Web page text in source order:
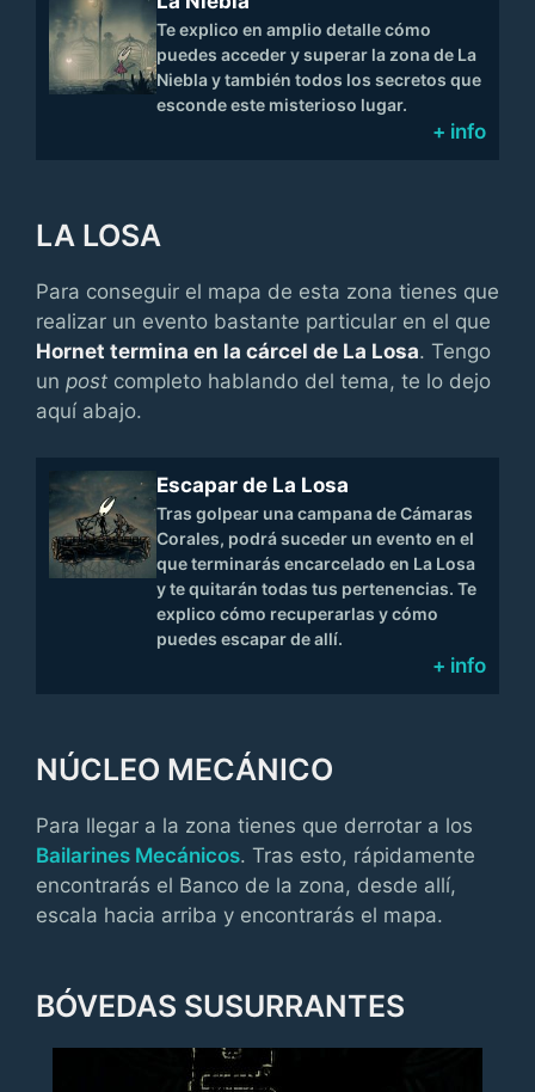
Te explico en amplio detalle cómo
puedes acceder y superar la zona de La
Niebla y también todos los secretos que
esconde este misterioso lugar.
+ info
LA LOSA
Para conseguir el mapa de esta zona tienes que
realizar un evento bastante particular en el que
Hornet termina en la cárcel de La Losa. Tengo
un post completo hablando del tema, te lo dejo
aquí abajo.
Escapar de La Losa
Tras golpear una campana de Cámaras
Corales, podrá suceder un evento en el
que terminarás encarcelado en La Losa
y te quitarán todas tus pertenencias. Te
explico cómo recuperarlas y cómo
puedes escapar de allí.
+ info
NÚCLEO MECÁNICO
Para llegar a la zona tienes que derrotar a los
Bailarines Mecánicos. Tras esto, rápidamente
encontrarás el Banco de la zona, desde allí,
escala hacia arriba y encontrarás el mapa.
BÓVEDAS SUSURRANTES